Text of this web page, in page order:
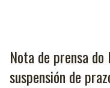
Nota de prensa
suspensión de